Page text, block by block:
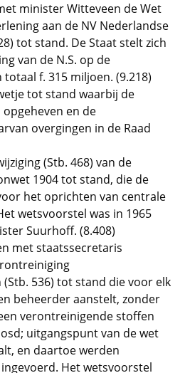
minister Witteveen de Wet
aan de NV Nederlandse
tot stand. De Staat stelt zich
van de N.S. op de
f. 315 miljoen. (9.218)
tot stand waarbij de
en de
overgingen in de Raad
(Stb. 468) van de
1904 tot stand, die de
het oprichten van centrale
wetsvoorstel was in 1965
Suurhoff. (8.408)
met staatssecretaris
536) tot stand die voor elk
beheerder aanstelt, zonder
verontreinigende stoffen
uitgangspunt van de wet
en daartoe werden
Het wetsvoorstel